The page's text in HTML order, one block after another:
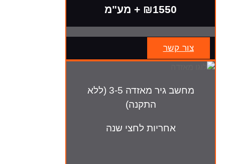
₪1550 + מע"מ
צור קשר
מחשב גיר מאזדה 3-5 (ללא
התקנה)
אחריות לחצי שנה